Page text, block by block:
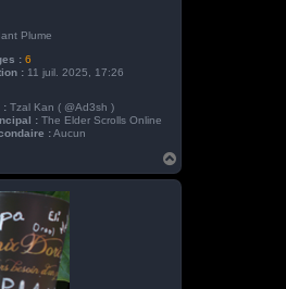
Plume
: 6
: 11 juil. 2025, 17:26
: Tzal Kan ( @Ad3sh )
: The Elder Scrolls Online
:Aucun
a
u